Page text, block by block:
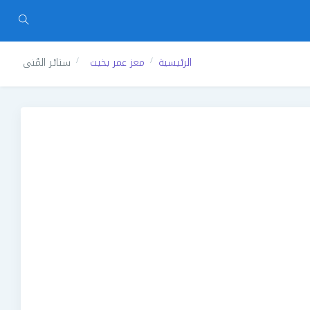
الرئيسية معز عمر بخيت ستائر المُنى